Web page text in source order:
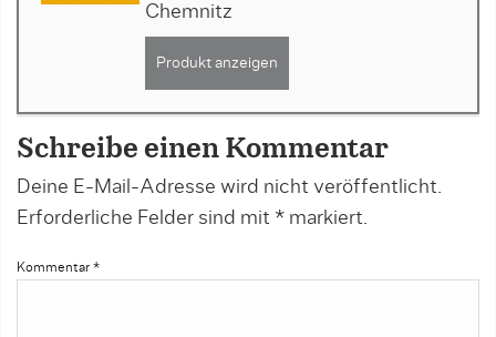
Chemnitz
Produkt anzeigen
Schreibe einen Kommentar
Deine E-Mail-Adresse wird nicht veröffentlicht.
Erforderliche Felder sind mit * markiert.
Kommentar *